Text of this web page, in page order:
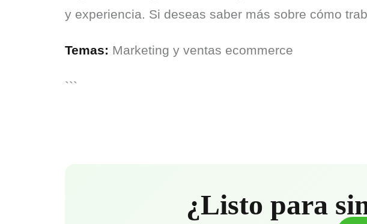
y experiencia. Si deseas saber más sobre cómo
Temas: Marketing y ventas ecommerce
```
¿Listo para